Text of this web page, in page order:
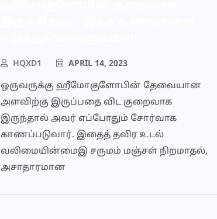
HQXD1 APRIL 14, 2023
ஒருவருக்கு ஹீமோகுளோபின் தேவையான
அளவிற்கு இருப்பதை விட குறைவாக
இருந்தால் அவர் எப்போதும் சோர்வாக
காணப்படுவார். இதைத் தவிர உடல்
வலிமையின்மைஇ சருமம் மஞ்சள் நிறமாதல்,
அசாதாரமான